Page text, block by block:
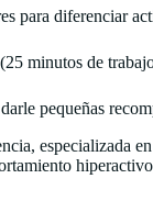
para diferenciar
minutos de
pequeñas
especializada